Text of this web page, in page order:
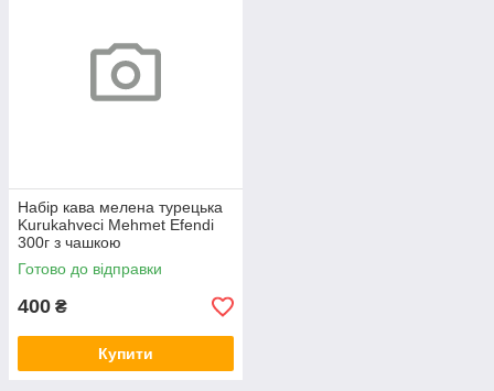
Набір кава мелена турецька
Kurukahveci Mehmet Efendi
300г з чашкою
Готово до відправки
400 ₴
Купити